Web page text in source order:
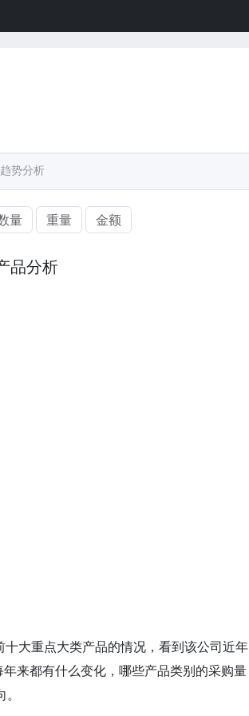
势分析
量 重量 金额
品分析
大重点大类产品的情况，看到该公司近年
来都有什么变化，哪些产品类别的采购量